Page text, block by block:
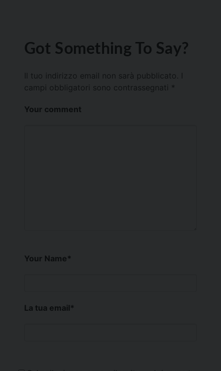
Got Something To Say?
Il tuo indirizzo email non sarà pubblicato.
campi obbligatori sono contrassegnati *
Your comment
Your Name*
La tua email*